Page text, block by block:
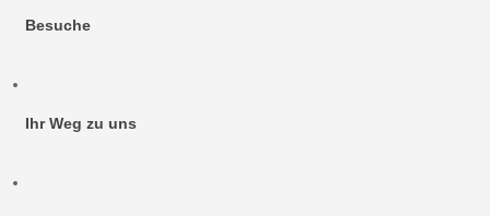
Besuche
Ihr Weg zu uns